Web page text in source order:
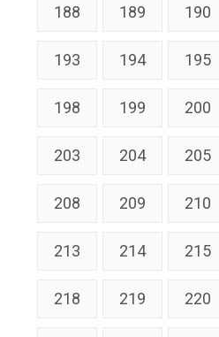
188 189 190
193 194 195
198 199 200
203 204 205
208 209 210
213 214 215
218 219 220